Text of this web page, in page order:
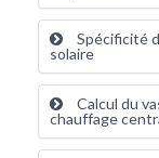
Spécificité
solaire
Calcul du
chauffage